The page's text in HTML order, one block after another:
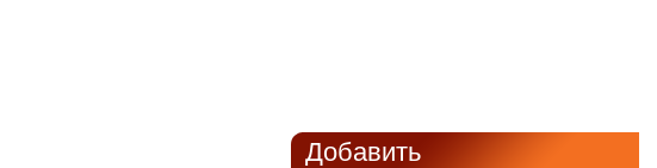
Добавить